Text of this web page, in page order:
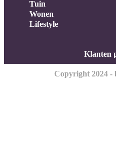
Tuin
Wonen
Lifestyle
Klanten
Copyright 2024 -